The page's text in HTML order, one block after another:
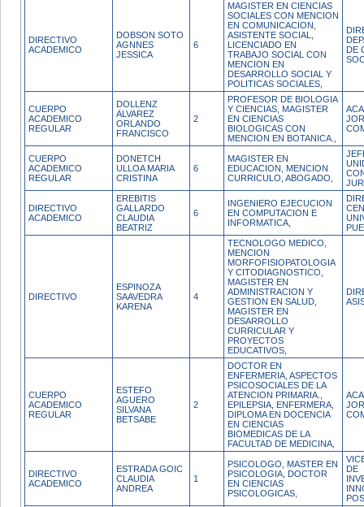
DIRECTIVO
ACADEMICO
DOBSON SOTO
AGNNES
JESSICA
6
MAGISTER EN CIENCIAS
SOCIALES CON MENCION
EN COMUNICACION,
ASISTENTE SOCIAL,
LICENCIADO EN
TRABAJO SOCIAL CON
MENCION EN
DESARROLLO SOCIAL Y
POLITICAS SOCIALES,
DE
CUERPO
ACADEMICO
REGULAR
DOLLENZ
ALVAREZ
ORLANDO
FRANCISCO
2
PROFESOR DE BIOLOGIA
Y CIENCIAS, MAGISTER
EN CIENCIAS
BIOLOGICAS CON
MENCION EN BOTANICA.,
CUERPO
ACADEMICO
REGULAR
DONETCH
ULLOA MARIA
CRISTINA
6
MAGISTER EN
EDUCACION, MENCION
CURRICULO, ABOGADO,
DIRECTIVO
ACADEMICO
EREBITIS
GALLARDO
CLAUDIA
BEATRIZ
6
INGENIERO EJECUCION
EN COMPUTACION E
INFORMATICA,
DIRECTIVO
ESPINOZA
SAAVEDRA
KARENA
4
TECNOLOGO MEDICO,
MENCION
MORFOFISIOPATOLOGIA
Y CITODIAGNOSTICO,
MAGISTER EN
ADMINISTRACION Y
GESTION EN SALUD,
MAGISTER EN
DESARROLLO
CURRICULAR Y
PROYECTOS
EDUCATIVOS,
CUERPO
ACADEMICO
REGULAR
ESTEFO
AGUERO
SILVANA
BETSABE
2
DOCTOR EN
ENFERMERIA, ASPECTOS
PSICOSOCIALES DE LA
ATENCION PRIMARIA.,
EPILEPSIA, ENFERMERA,
DIPLOMA EN DOCENCIA
EN CIENCIAS
BIOMEDICAS DE LA
FACULTAD DE MEDICINA,
DIRECTIVO
ACADEMICO
ESTRADA GOIC
CLAUDIA
ANDREA
1
PSICOLOGO, MASTER EN
PSICOLOGIA, DOCTOR
EN CIENCIAS
PSICOLOGICAS,
DE